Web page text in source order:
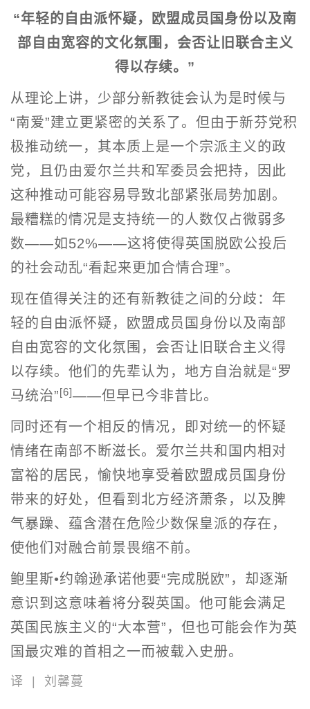
“年轻的自由派怀疑，欧盟成员国身份以及南
部自由宽容的文化氛围，会否让旧联合主义
得以存续。”
从理论上讲，少部分新教徒会认为是时候与
“南爱”建立更紧密的关系了。但由于新芬党积
极推动统一，其本质上是一个宗派主义的政
党，且仍由爱尔兰共和军委员会把持，因此
这种推动可能容易导致北部紧张局势加剧。
最糟糕的情况是支持统一的人数仅占微弱多
数——如52%——这将使得英国脱欧公投后
的社会动乱“看起来更加合情合理”。
现在值得关注的还有新教徒之间的分歧：年
轻的自由派怀疑，欧盟成员国身份以及南部
自由宽容的文化氛围，会否让旧联合主义得
以存续。他们的先辈认为，地方自治就是“罗
马统治”[6]——但早已今非昔比。
同时还有一个相反的情况，即对统一的怀疑
情绪在南部不断滋长。爱尔兰共和国内相对
富裕的居民，愉快地享受着欧盟成员国身份
带来的好处，但看到北方经济萧条，以及脾
气暴躁、蕴含潜在危险少数保皇派的存在，
使他们对融合前景畏缩不前。
鲍里斯•约翰逊承诺他要“完成脱欧”，却逐渐
意识到这意味着将分裂英国。他可能会满足
英国民族主义的“大本营”，但也可能会作为英
国最灾难的首相之一而被载入史册。
译 | 刘馨蔓